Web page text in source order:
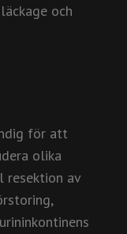
och
för att
olika
resektion av